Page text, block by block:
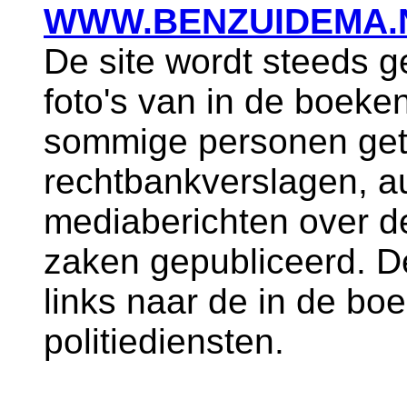
De site wordt steeds
foto's van in de
sommige personen
rechtbankverslagen,
mediaberichten over
zaken gepubliceerd.
links naar de in de
politiediensten.